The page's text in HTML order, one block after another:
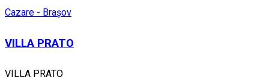
Cazare - Brașov
VILLA PRATO
VILLA PRATO